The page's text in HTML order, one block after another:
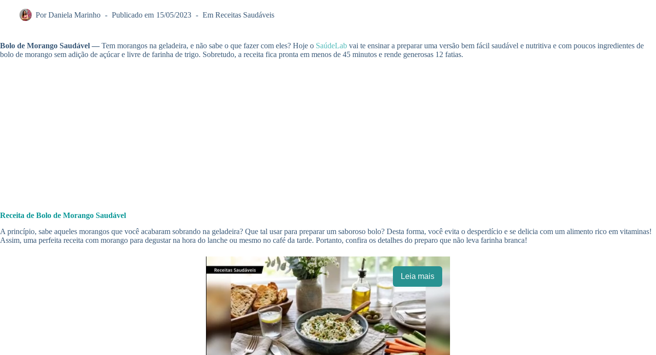
Por Daniela Marinho Publicado em 15/05/2023 Em Receitas Saudáveis
Bolo de Morango Saudável — Tem morangos na geladeira, e não sabe o que fazer com eles? Hoje o SaúdeLab vai te ensinar a preparar uma versão bem fácil saudável e nutritiva e com poucos ingredientes de
bolo de morango sem adição de açúcar e livre de farinha de trigo. Sobretudo, a receita fica pronta em menos de 45 minutos e rende generosas 12 fatias.
Receita de Bolo de Morango Saudável
A princípio, sabe aqueles morangos que você acabaram sobrando na geladeira? Que tal usar para preparar um saboroso bolo? Desta forma, você evita o desperdício e se delicia com um alimento rico em vitaminas!
Assim, uma perfeita receita com morango para degustar na hora do lanche ou mesmo no café da tarde. Portanto, confira os detalhes do preparo que não leva farinha branca!
Leia mais